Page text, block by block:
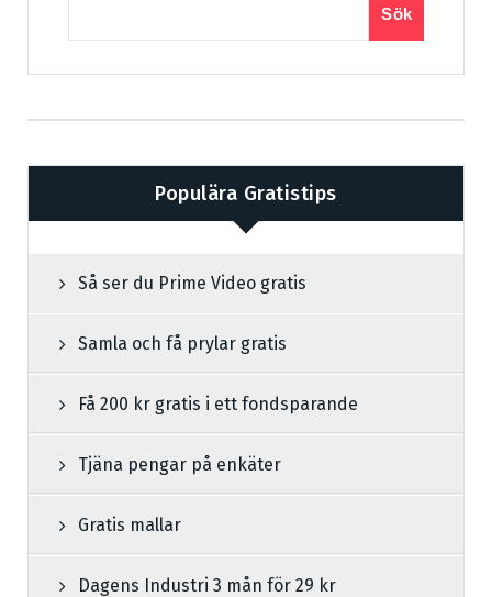
Sök
Populära Gratistips
Så ser du Prime Video gratis
Samla och få prylar gratis
Få 200 kr gratis i ett fondsparande
Tjäna pengar på enkäter
Gratis mallar
Dagens Industri 3 mån för 29 kr